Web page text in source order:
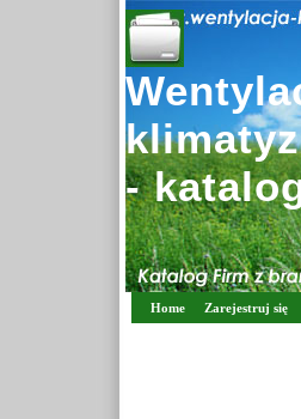
-
Home Zarejestruj się